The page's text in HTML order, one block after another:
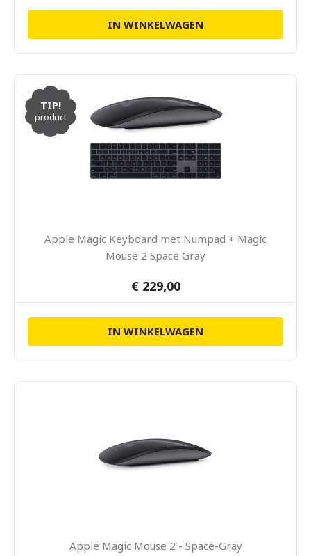
IN WINKELWAGEN
TIP!
product
Apple Magic Keyboard met Numpad + Magic
Mouse 2 Space Gray
€ 229,00
IN WINKELWAGEN
Apple Magic Mouse 2 - Space-Gray